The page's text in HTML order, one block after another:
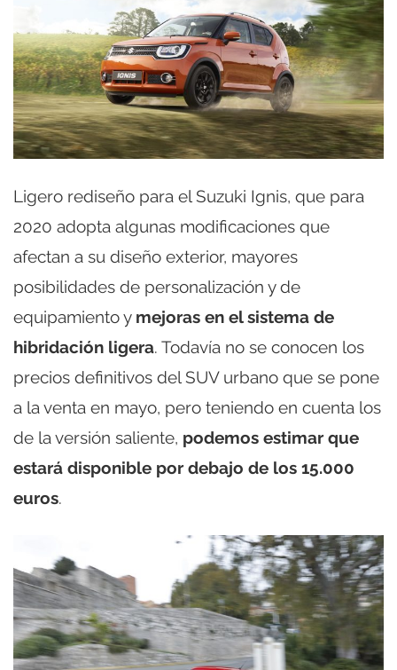
Ligero rediseño para el Suzuki Ignis, que para
2020 adopta algunas modificaciones que
afectan a su diseño exterior, mayores
posibilidades de personalización y de
equipamiento y mejoras en el sistema de
hibridación ligera. Todavía no se conocen los
precios definitivos del SUV urbano que se pone
a la venta en mayo, pero teniendo en cuenta los
de la versión saliente, podemos estimar que
estará disponible por debajo de los 15.000
euros.